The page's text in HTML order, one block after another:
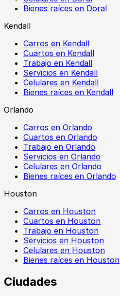
Bienes raíces en Doral
Kendall
Carros en Kendall
Cuartos en Kendall
Trabajo en Kendall
Servicios en Kendall
Celulares en Kendall
Bienes raíces en Kendall
Orlando
Carros en Orlando
Cuartos en Orlando
Trabajo en Orlando
Servicios en Orlando
Celulares en Orlando
Bienes raíces en Orlando
Houston
Carros en Houston
Cuartos en Houston
Trabajo en Houston
Servicios en Houston
Celulares en Houston
Bienes raíces en Houston
Ciudades